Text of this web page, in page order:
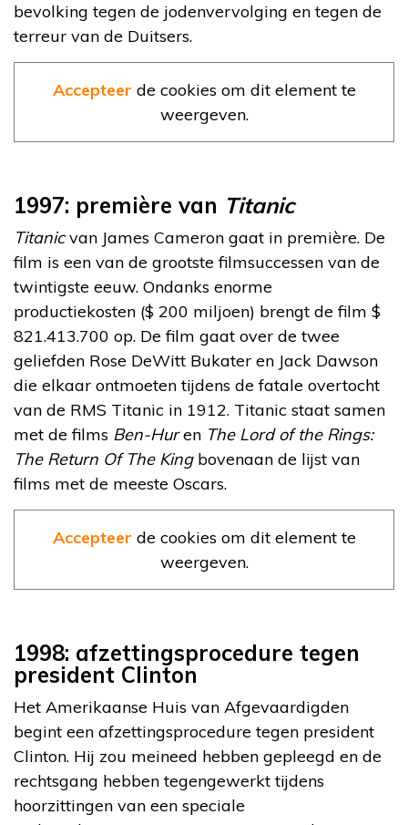
bevolking tegen de jodenvervolging en tegen de
terreur van de Duitsers.
Accepteer de cookies om dit element te
weergeven.
1997: première van Titanic
Titanicvan James Cameron gaat in première. De
film is een van de grootste filmsuccessen van de
twintigste eeuw. Ondanks enorme
productiekosten ($ 200 miljoen) brengt de film $
821.413.700 op. De film gaat over de twee
geliefden Rose DeWitt Bukater en Jack Dawson
die elkaar ontmoeten tijdens de fatale overtocht
van de RMS Titanic in 1912. Titanic staat samen
met de films Ben-Huren The Lord of the Rings:
The Return Of The Kingbovenaan de lijst van
films met de meeste Oscars.
Accepteer de cookies om dit element te
weergeven.
1998: afzettingsprocedure tegen
president Clinton
Het Amerikaanse Huis van Afgevaardigden
begint een afzettingsprocedure tegen president
Clinton. Hij zou meineed hebben gepleegd en de
rechtsgang hebben tegengewerkt tijdens
hoorzittingen van een speciale